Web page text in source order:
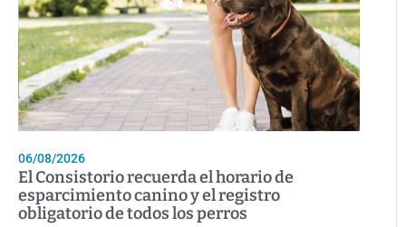
06/08/2026
El Consistorio recuerda el horario de
esparcimiento canino y el registro
obligatorio de todos los perros